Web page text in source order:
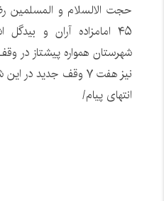
حجت الالسلام و المسلمین
۴۵ امامزاده آران و
شهرستان همواره پیشتاز در
نیز هفت ۷ وقف جدید در این شهرستان ثبت شد.
انتهای پیام/